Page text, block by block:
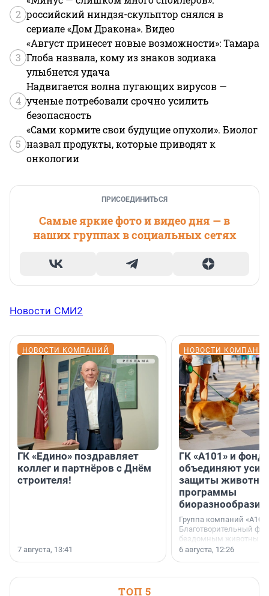
2 российский ниндзя-скульптор снялся в
сериале «Дом Дракона». Видео
3
«Август принесет новые возможности»: Тамара
Глоба назвала, кому из знаков зодиака
улыбнется удача
4
Надвигается волна пугающих вирусов —
ученые потребовали срочно усилить
безопасность
5
«Сами кормите свои будущие опухоли». Биолог
назвал продукты, которые приводят к
онкологии
ПРИСОЕДИНИТЬСЯ
Самые яркие фото и видео дня — в
наших группах в социальных сетях
Новости СМИ2
НОВОСТИ КОМПАНИЙ
ГК «Едино» поздравляет
коллег и партнёров с Днём
строителя!
7 августа, 13:41
НОВОСТИ
ГК «А101» и фонд
объединяют
защиты
программы
биоразнообразия
Группа компаний
Благотворительный
бездомным животным
заключили соглашение
6 августа, 12:26
ТОП 5